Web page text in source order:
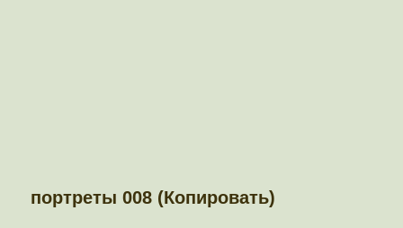
портреты 008 (Копировать)